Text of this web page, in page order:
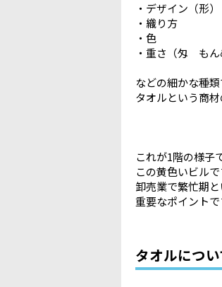
・デザイン（形）
・織り方
・色
・重さ（匁 もん
などの細かな種
タオルという商
これが1階の様子
この黄色いビル
卸売業で繁忙期
重要なポイント
タオルにつ